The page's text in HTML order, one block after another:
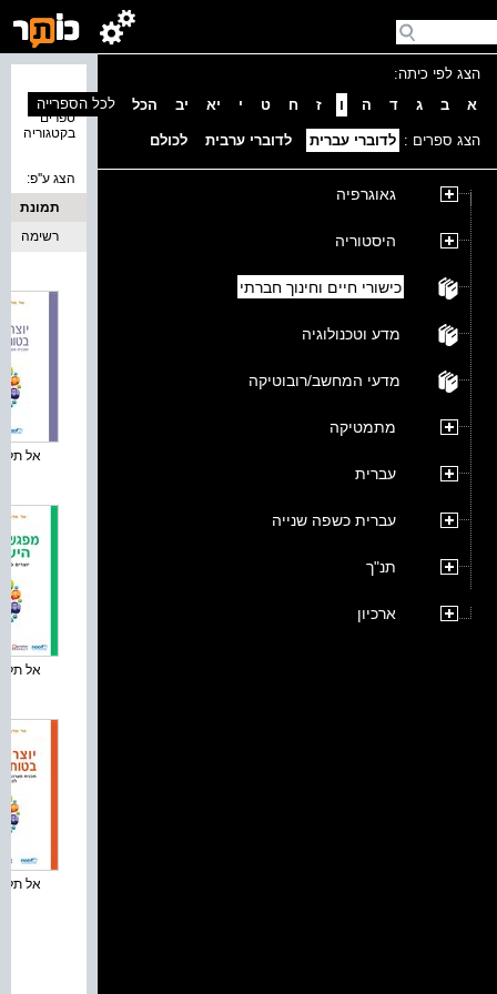
הצג לפי כיתה:
א
ב ג ד ה ו ז ח ט י יא יב הכל
הצג ספרים : לדוברי עברית לדוברי ערבית לכולם
גאוגרפיה
היסטוריה
כישורי חיים וחינוך חברתי
מדע וטכנולוגיה
מדעי המחשב/רובוטיקה
מתמטיקה
עברית
עברית כשפה שנייה
תנ"ך
ארכיון
ספרים
בקטגוריה
לכל הספרייה
הצג ע''פ:
תמונת
כריכה
רשימה
אל
אל
אל